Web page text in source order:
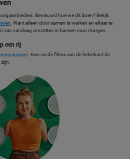
Benieuwd hoe we dit doen? Bekijk
. Want alleen door samen te werken en elkaar te
van vandaag omzetten in kansen voor morgen.
een rij
. Kies via de filters aan de linkerkant de